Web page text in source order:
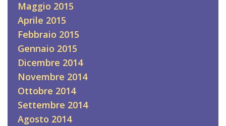
Maggio 2015
Aprile 2015
Febbraio 2015
Gennaio 2015
Dicembre 2014
Novembre 2014
Ottobre 2014
Settembre 2014
Agosto 2014